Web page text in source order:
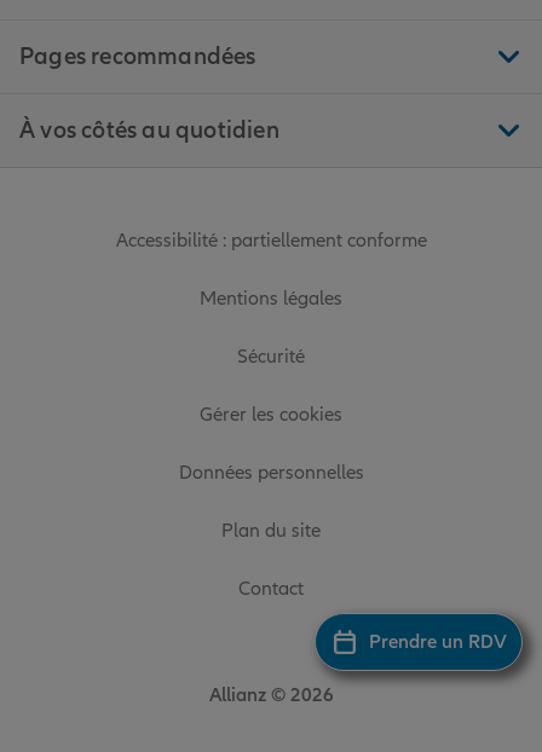
Prendre un RDV
Pages recommandées
À vos côtés au quotidien
Accessibilité : partiellement conforme
Mentions légales
Sécurité
Gérer les cookies
Données personnelles
Plan du site
Contact
Allianz © 2026